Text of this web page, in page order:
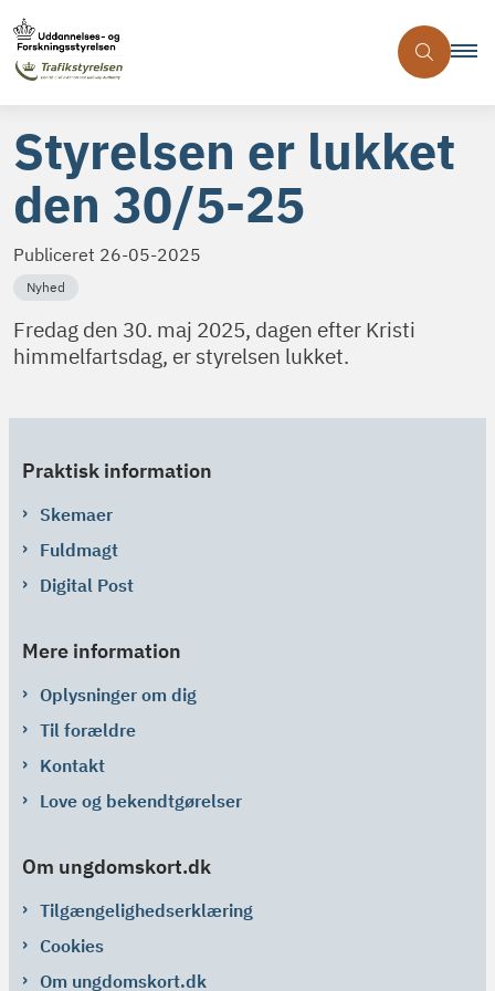
Styrelsen er lukket
den 30/5-25
Publiceret 26-05-2025
Nyhed
Fredag den 30. maj 2025, dagen efter Kristi
himmelfartsdag, er styrelsen lukket.
Praktisk information
Skemaer
Fuldmagt
Digital Post
Mere information
Oplysninger om dig
Til forældre
Kontakt
Love og bekendtgørelser
Om ungdomskort.dk
Tilgængelighedserklæring
Cookies
Om ungdomskort.dk